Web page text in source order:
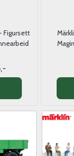
Figursett